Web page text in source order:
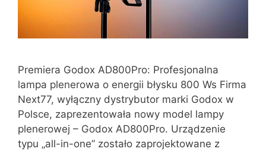
Premiera Godox AD800Pro: Profesjonalna
lampa plenerowa o energii błysku 800 Ws Firma
Next77, wyłączny dystrybutor marki Godox w
Polsce, zaprezentowała nowy model lampy
plenerowej – Godox AD800Pro. Urządzenie
typu „all-in-one” zostało zaprojektowane z